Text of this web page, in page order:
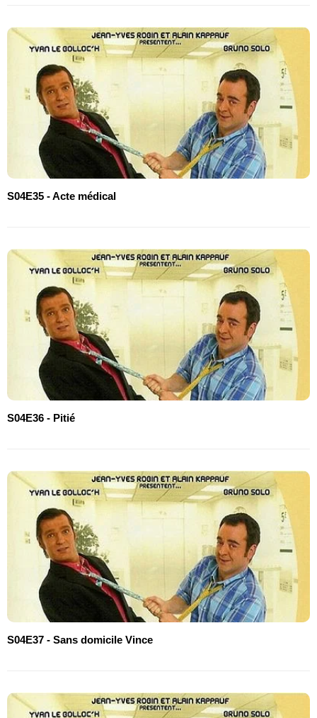
S04E35 - Acte médical
S04E36 - Pitié
S04E37 - Sans domicile Vince